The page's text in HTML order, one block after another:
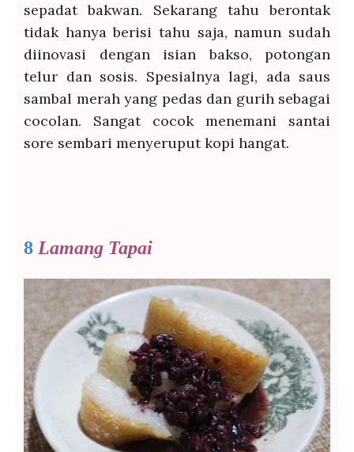
sepadat bakwan. Sekarang tahu berontak
tidak hanya berisi tahu saja, namun sudah
diinovasi dengan isian bakso, potongan
telur dan sosis. Spesialnya lagi, ada saus
sambal merah yang pedas dan gurih sebagai
cocolan. Sangat cocok menemani santai
sore sembari menyeruput kopi hangat.
8 Lamang Tapai